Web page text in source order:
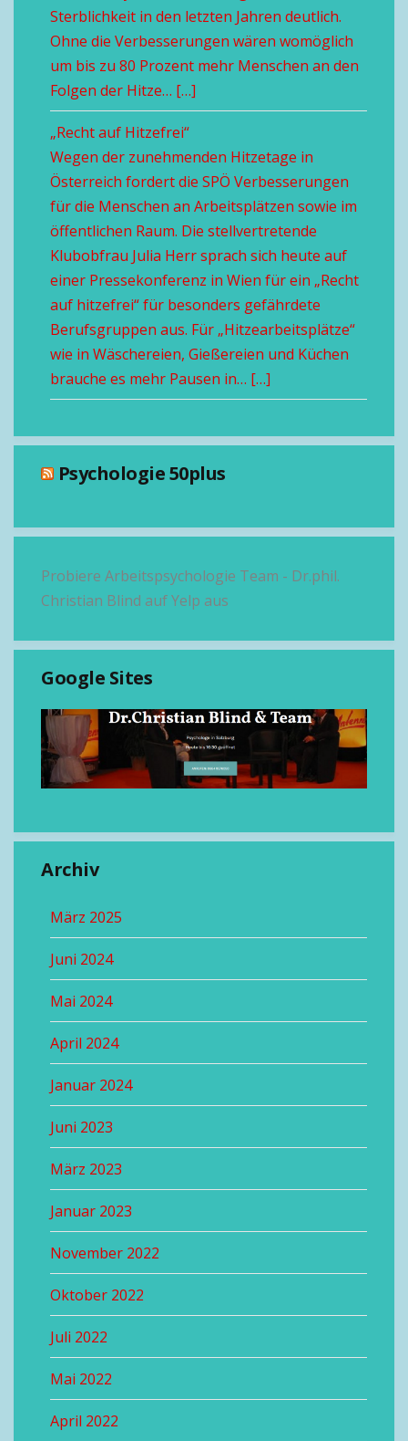
Sterblichkeit in den letzten Jahren deutlich.
Ohne die Verbesserungen wären womöglich
um bis zu 80 Prozent mehr Menschen an den
Folgen der Hitze… […]
„Recht auf Hitzefrei“
Wegen der zunehmenden Hitzetage in
Österreich fordert die SPÖ Verbesserungen
für die Menschen an Arbeitsplätzen sowie im
öffentlichen Raum. Die stellvertretende
Klubobfrau Julia Herr sprach sich heute auf
einer Pressekonferenz in Wien für ein „Recht
auf hitzefrei“ für besonders gefährdete
Berufsgruppen aus. Für „Hitzearbeitsplätze“
wie in Wäschereien, Gießereien und Küchen
brauche es mehr Pausen in… […]
Psychologie 50plus
Probiere Arbeitspsychologie Team - Dr.phil.
Christian Blind auf Yelp aus
Google Sites
Archiv
März 2025
Juni 2024
Mai 2024
April 2024
Januar 2024
Juni 2023
März 2023
Januar 2023
November 2022
Oktober 2022
Juli 2022
Mai 2022
April 2022